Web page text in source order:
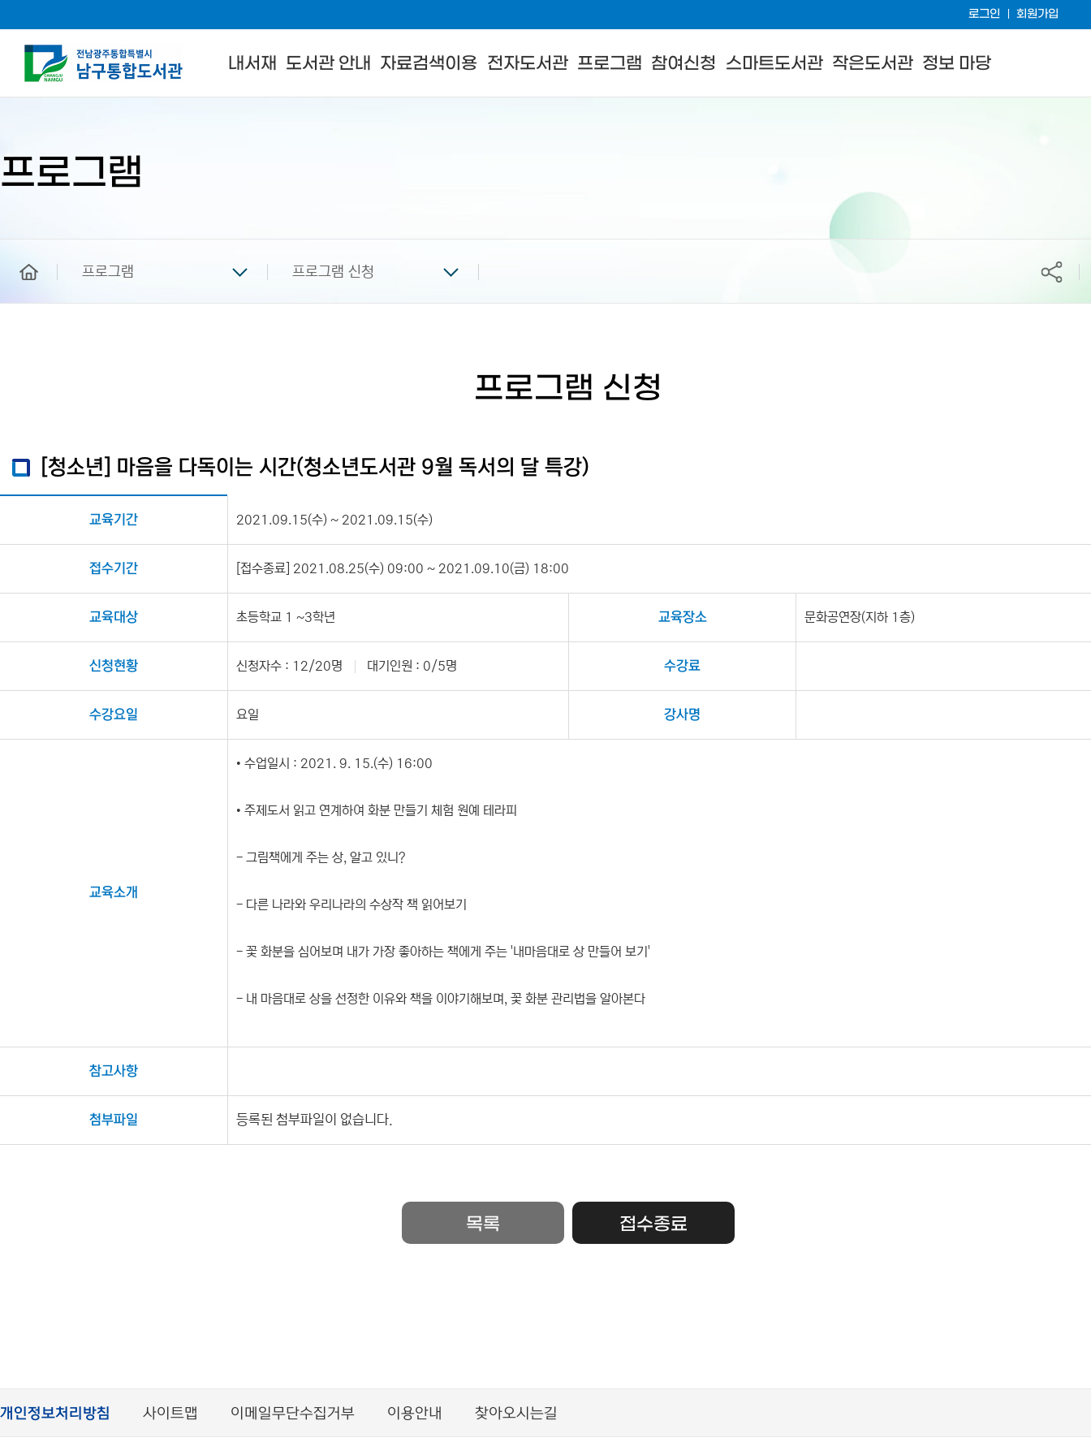
로그인 회원가입
내서재 도서관 안내 자료검색이용 전자도서관 프로그램 참여신청 스마트도서관 작은도서관 정보 마당
작
프로그램
프로그램 프로그램 신청 공유
프로그램 신청
[청소년] 마음을 다독이는 시간(청소년도서관 9월 독서의 달 특강)
교육기간 2021.09.15(수) ~ 2021.09.15(수)
접수기간 [접수종료] 2021.08.25(수) 09:00 ~ 2021.09.10(금) 18:00
교육대상 초등학교 1 ~3학년 교육장소 문화공연장(지하 1층)
신청현황 신청자수 : 12/20명 대기인원 : 0/5명 수강료
수강요일 요일 강사명
교육소개
• 수업일시 : 2021. 9. 15.(수) 16:00
• 주제도서 읽고 연계하여 화분 만들기 체험 원예 테라피
- 그림책에게 주는 상, 알고 있니?
- 다른 나라와 우리나라의 수상작 책 읽어보기
- 꽃 화분을 심어보며 내가 가장 좋아하는 책에게 주는 '내마음대로 상 만들어 보기'
- 내 마음대로 상을 선정한 이유와 책을 이야기해보며, 꽃 화분 관리법을 알아본다
참고사항
첨부파일 등록된 첨부파일이 없습니다.
목록 접수종료
개인정보처리방침 사이트맵 이메일무단수집거부 이용안내 찾아오시는길